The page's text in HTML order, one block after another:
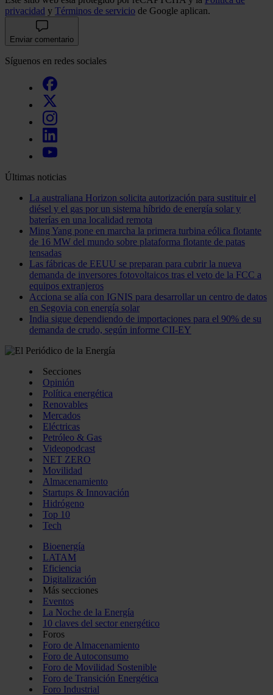
privacidad y Términos de servicio de Google aplican.
Enviar comentario
Síguenos en redes sociales
Últimas noticias
La australiana Horizon solicita autorización para sustituir el
diésel y el gas por un sistema híbrido de energía solar y
baterías en una localidad remota
Ming Yang pone en marcha la primera turbina eólica flotante
de 16 MW del mundo sobre plataforma flotante de patas
tensadas
Las fábricas de EEUU se preparan para cubrir la nueva
demanda de inversores fotovoltaicos tras el veto de la FCC a
equipos extranjeros
Acciona se alía con IGNIS para desarrollar un centro de datos
en Segovia con energía solar
India sigue dependiendo de importaciones para el 90% de su
demanda de crudo, según informe CII-EY
Secciones
Opinión
Política energética
Renovables
Mercados
Eléctricas
Petróleo & Gas
Videopodcast
NET ZERO
Movilidad
Almacenamiento
Startups & Innovación
Hidrógeno
Top 10
Tech
Bioenergía
LATAM
Eficiencia
Digitalización
Más secciones
Eventos
La Noche de la Energía
10 claves del sector energético
Foros
Foro de Almacenamiento
Foro de Autoconsumo
Foro de Movilidad Sostenible
Foro de Transición Energética
Foro Industrial